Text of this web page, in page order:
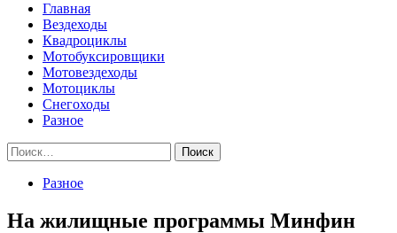
Главная
Вездеходы
Квадроциклы
Мотобуксировщики
Мотовездеходы
Мотоциклы
Снегоходы
Разное
Найти:
Разное
На жилищные программы Минфин